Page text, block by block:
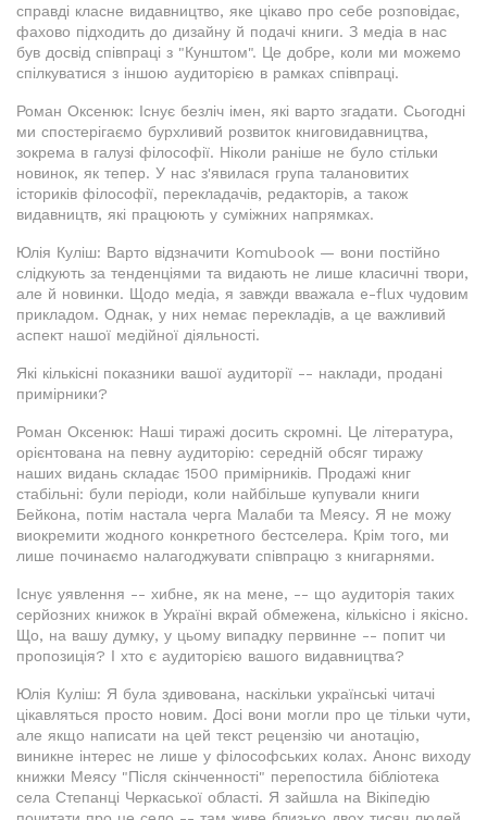
справді класне видавництво, яке цікаво про себе розповідає,
фахово підходить до дизайну й подачі книги. З медіа в нас
був досвід співпраці з "Кунштом". Це добре, коли ми можемо
спілкуватися з іншою аудиторією в рамках співпраці.
Роман Оксенюк: Існує безліч імен, які варто згадати. Сьогодні
ми спостерігаємо бурхливий розвиток книговидавництва,
зокрема в галузі філософії. Ніколи раніше не було стільки
новинок, як тепер. У нас з'явилася група талановитих
істориків філософії, перекладачів, редакторів, а також
видавництв, які працюють у суміжних напрямках.
Юлія Куліш: Варто відзначити Komubook — вони постійно
слідкують за тенденціями та видають не лише класичні твори,
але й новинки. Щодо медіа, я завжди вважала e-flux чудовим
прикладом. Однак, у них немає перекладів, а це важливий
аспект нашої медійної діяльності.
Які кількісні показники вашої аудиторії -- наклади, продані
примірники?
Роман Оксенюк: Наші тиражі досить скромні. Це література,
орієнтована на певну аудиторію: середній обсяг тиражу
наших видань складає 1500 примірників. Продажі книг
стабільні: були періоди, коли найбільше купували книги
Бейкона, потім настала черга Малаби та Меясу. Я не можу
виокремити жодного конкретного бестселера. Крім того, ми
лише починаємо налагоджувати співпрацю з книгарнями.
Існує уявлення -- хибне, як на мене, -- що аудиторія таких
серйозних книжок в Україні вкрай обмежена, кількісно і якісно.
Що, на вашу думку, у цьому випадку первинне -- попит чи
пропозиція? І хто є аудиторією вашого видавництва?
Юлія Куліш: Я була здивована, наскільки українські читачі
цікавляться просто новим. Досі вони могли про це тільки чути,
але якщо написати на цей текст рецензію чи анотацію,
виникне інтерес не лише у філософських колах. Анонс виходу
книжки Меясу "Після скінченності" перепостила бібліотека
села Степанці Черкаської області. Я зайшла на Вікіпедію